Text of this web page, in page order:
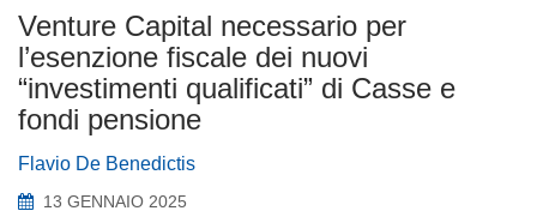
Venture Capital necessario per
l’esenzione fiscale dei nuovi
“investimenti qualificati” di Casse e
fondi pensione
Flavio De Benedictis
13 GENNAIO 2025